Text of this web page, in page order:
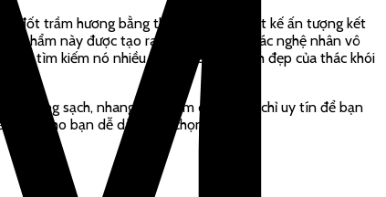
đốt trầm hương bằng thác khói. Với thiết kế ấn tượng kết
phẩm này được tạo ra từ bàn tay của các nghệ nhân vô
và tìm kiếm nó nhiều hơn. Cách tạo hình đẹp của thác khói
hương sạch, nhangxanh.com còn là địa chỉ uy tín để bạn
cho bạn dễ dàng lựa chọn.